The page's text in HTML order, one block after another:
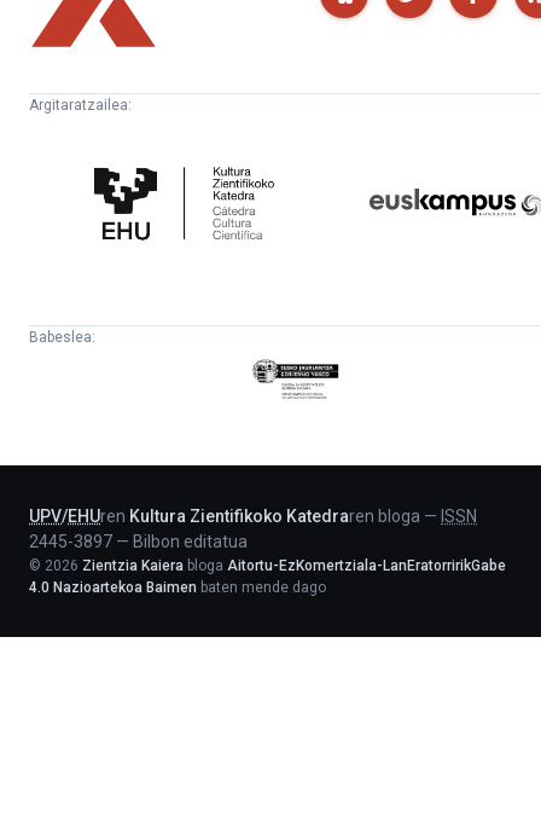
Argitaratzailea:
Zientifikoko
Katedra
Babeslea:
Eusko
Jaurlaritza
UPV/EHUren Kultura Zientifikoko Katedraren bloga — ISSN
2445-3897 — Bilbon editatua
© 2026 Zientzia Kaiera bloga Aitortu-EzKomertziala-LanEratorririkGabe
4.0 Nazioartekoa Baimen baten mende dago